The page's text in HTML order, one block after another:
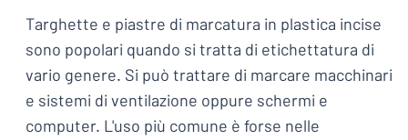
Targhette e piastre di marcatura in plastica incise
sono popolari quando si tratta di etichettatura di
vario genere. Si può trattare di marcare macchinari
e sistemi di ventilazione oppure schermi e
computer. L'uso più comune è forse nelle